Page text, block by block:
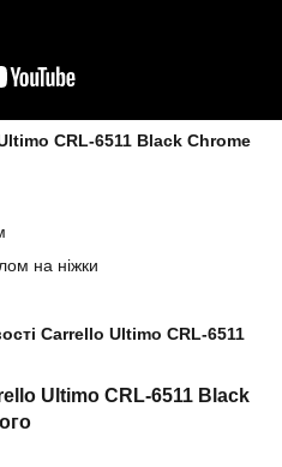
CRL-6511 Black Chrome
на ніжки
Carrello Ultimo CRL-6511
Ultimo CRL-6511 Black